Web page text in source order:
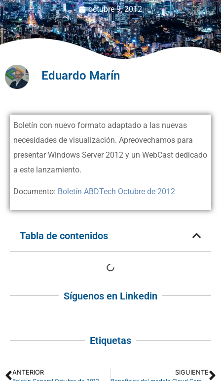
octubre 9, 2012
Eduardo Marín
Boletín con nuevo formato adaptado a las nuevas
necesidades de visualización. Apreovechamos para
presentar Windows Server 2012 y un WebCast dedicado
a este lanzamiento.
Documento: Boletín ABDTech Octubre de 2012
Tabla de contenidos
Síguenos en Linkedin
Etiquetas
ANTERIOR SIGUIENTE